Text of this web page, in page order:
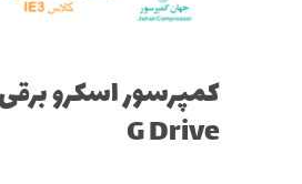
کمپرسور اسکرو
G Drive